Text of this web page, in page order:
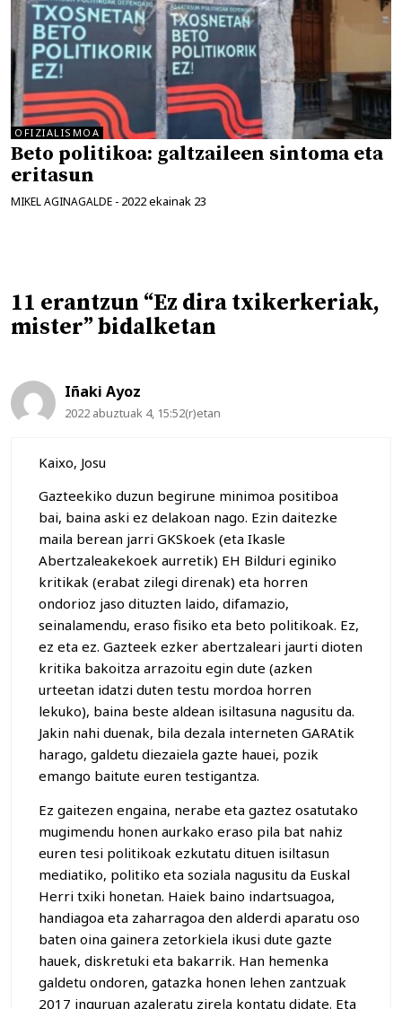
OFIZIALISMOA
Beto politikoa: galtzaileen sintoma eta
eritasun
MIKEL AGINAGALDE - 2022 ekainak 23
11 erantzun “Ez dira txikerkeriak,
mister” bidalketan
Iñaki Ayoz
2022 abuztuak 4, 15:52(r)etan
Kaixo, Josu
Gazteekiko duzun begirune minimoa positiboa
bai, baina aski ez delakoan nago. Ezin daitezke
maila berean jarri GKSkoek (eta Ikasle
Abertzaleakekoek aurretik) EH Bilduri eginiko
kritikak (erabat zilegi direnak) eta horren
ondorioz jaso dituzten laido, difamazio,
seinalamendu, eraso fisiko eta beto politikoak. Ez,
ez eta ez. Gazteek ezker abertzaleari jaurti dioten
kritika bakoitza arrazoitu egin dute (azken
urteetan idatzi duten testu mordoa horren
lekuko), baina beste aldean isiltasuna nagusitu da.
Jakin nahi duenak, bila dezala interneten GARAtik
harago, galdetu diezaiela gazte hauei, pozik
emango baitute euren testigantza.
Ez gaitezen engaina, nerabe eta gaztez osatutako
mugimendu honen aurkako eraso pila bat nahiz
euren tesi politikoak ezkutatu dituen isiltasun
mediatiko, politiko eta soziala nagusitu da Euskal
Herri txiki honetan. Haiek baino indartsuagoa,
handiagoa eta zaharragoa den alderdi aparatu oso
baten oina gainera zetorkiela ikusi dute gazte
hauek, diskretuki eta bakarrik. Han hemenka
galdetu ondoren, gatazka honen lehen zantzuak
2017 inguruan azaleratu zirela kontatu didate. Eta